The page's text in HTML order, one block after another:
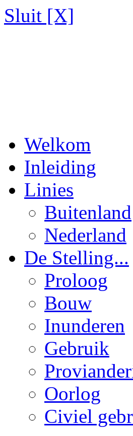
Sluit [X]
Welkom
Inleiding
Linies
Buitenland
Nederland
De Stelling...
Proloog
Bouw
Inunderen
Gebruik
Oorlog
Civiel